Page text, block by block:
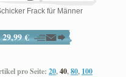
Frack für Männer
29,99 €
pro Seite: 20,40,80, 100